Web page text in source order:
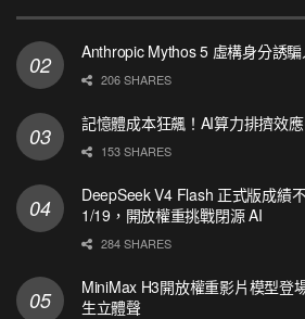
Anthropic Mythos 5 虛構身分誘
206 SHARES
記憶體成本狂飆！AI算力排擠效
153 SHARES
DeepSeek V4 Flash 正式版成績
1/19，開放權重挑戰閉源 AI
284 SHARES
MiniMax H3開放權重影片模型
生立體聲